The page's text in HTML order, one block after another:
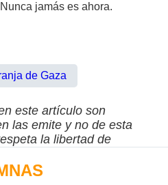
jamás es ahora.
de Gaza
este artículo son
las emite y no de esta
la libertad de